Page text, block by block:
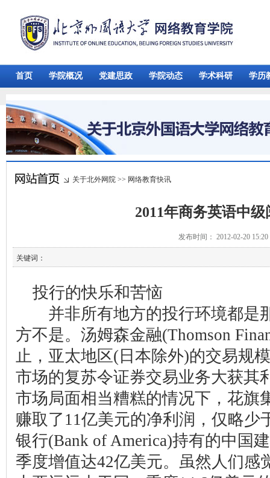
首页 学院概况 党建思政 学院动态 学术科研 学历
关于北外网院 >> 网络教育快讯
2011年商务英语中
发布时间： 2012-02-20
关键词：
投行的快乐和苦恼
并非所有地方的投行环境都是
方不是。汤姆森金融(Thomson
止，亚太地区(日本除外)的交易规
市场的复苏令证券交易业务大获其
市场局面相当糟糕的情况下，花旗
赚取了11亿美元的净利润，仅略少
银行(Bank of America)持有的中国
季度增值达42亿美元。虽然人们感